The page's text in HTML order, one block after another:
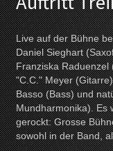
Live auf der Bühne
Daniel Sieghart
Franziska Raduenzel
"C.C." Meyer
Basso (Bass) und
Mundharmonika). Es
gerockt: Grosse
sowohl in der Band,